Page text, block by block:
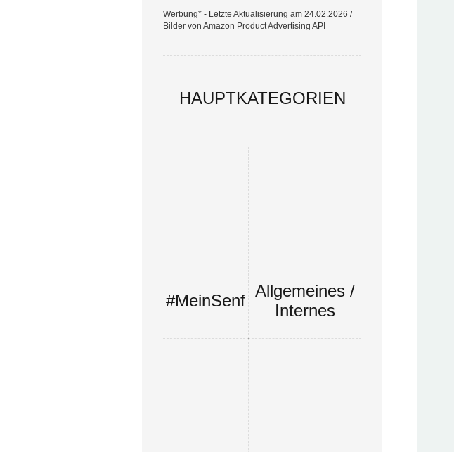
Werbung* - Letzte Aktualisierung am 24.02.2026 /
Bilder von Amazon Product Advertising API
HAUPTKATEGORIEN
#MeinSenf
Allgemeines /
Internes